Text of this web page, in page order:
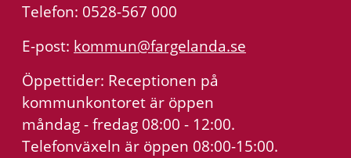
Telefon: 0528-567 000
E-post: kommun@fargelanda.se
Öppettider: Receptionen på
kommunkontoret är öppen
måndag - fredag 08:00 - 12:00.
Telefonväxeln är öppen 08:00-15:00.